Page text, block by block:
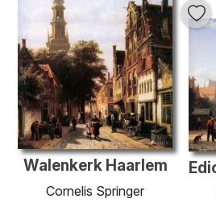
Walenkerk Haarlem
Cornelis Springer